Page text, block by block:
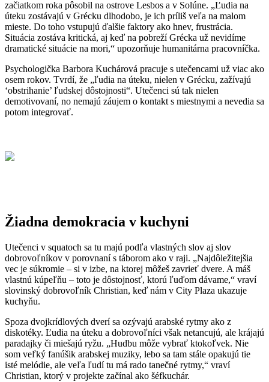
začiatkom roka pôsobil na ostrove Lesbos a v Solúne. „Ľudia na
úteku zostávajú v Grécku dlhodobo, je ich príliš veľa na malom
mieste. Do toho vstupujú ďalšie faktory ako hnev, frustrácia.
Situácia zostáva kritická, aj keď na pobreží Grécka už nevidíme
dramatické situácie na mori,“ upozorňuje humanitárna pracovníčka.
Psychologička Barbora Kuchárová pracuje s utečencami už viac ako
osem rokov. Tvrdí, že „ľudia na úteku, nielen v Grécku, zažívajú
‘obstrihanie’ ľudskej dôstojnosti“. Utečenci sú tak nielen
demotivovaní, no nemajú záujem o kontakt s miestnymi a nevedia sa
potom integrovať.
Žiadna demokracia v kuchyni
Utečenci v squatoch sa tu majú podľa vlastných slov aj slov
dobrovoľníkov v porovnaní s táborom ako v raji. „Najdôležitejšia
vec je súkromie – si v izbe, na ktorej môžeš zavrieť dvere. A máš
vlastnú kúpeľňu – toto je dôstojnosť, ktorú ľuďom dávame,“ vraví
slovinský dobrovoľník Christian, keď nám v City Plaza ukazuje
kuchyňu.
Spoza dvojkrídlových dverí sa ozývajú arabské rytmy ako z
diskotéky. Ľudia na úteku a dobrovoľníci však netancujú, ale krájajú
paradajky či miešajú ryžu. „Hudbu môže vybrať ktokoľvek. Nie
som veľký fanúšik arabskej muziky, lebo sa tam stále opakujú tie
isté melódie, ale veľa ľudí tu má rado tanečné rytmy,“ vraví
Christian, ktorý v projekte začínal ako šéfkuchár.